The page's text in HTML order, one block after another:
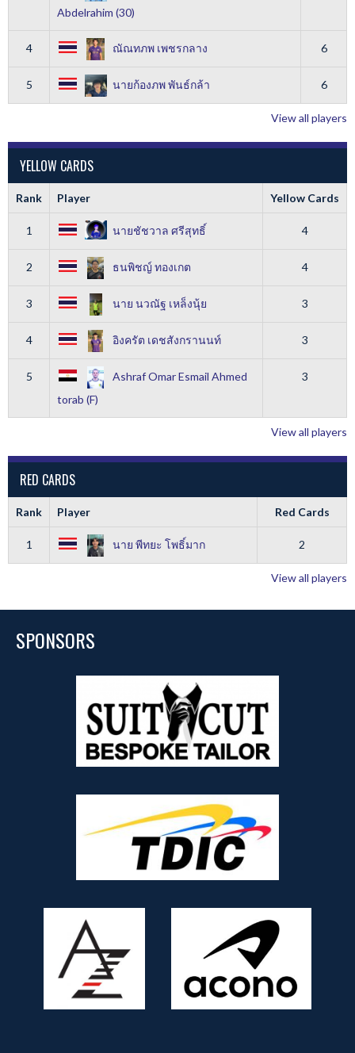
Abdelrahim (30)
4 ณัณทภพ เพชรกลาง 6
5 นายก้องภพ พันธ์กล้า 6
View all players
YELLOW CARDS
Rank Player Yellow Cards
1 นายชัชวาล ศรีสุทธิ์ 4
2 ธนพิชญ์ ทองเกต 4
3 นาย นวณัฐ เหล็งนุ้ย 3
4 อิงครัต เดชสังกรานนท์ 3
5
Ashraf Omar Esmail Ahmed
torab (F)
3
View all players
RED CARDS
Rank Player Red Cards
1 นาย พีทยะ โพธิ์มาก 2
View all players
SPONSORS